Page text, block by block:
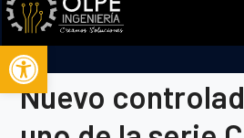
Abrir barra de herramientas
Nuevo